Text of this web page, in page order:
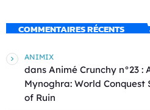
COMMENTAIRES RÉCENTS
ANIMIX
dans Animé Crunchy n°23 :
Mynoghra: World
of Ruin